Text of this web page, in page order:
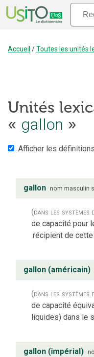
Accueil /Toutes les unités
Unités
« gallon »
Afficher les définitions
gallon nom masculin
(dans les systèmes
de capacité pour
récipient de cette
gallon (américain)
(dans les systèmes
de capacité
liquides) dans le
gallon (impérial)